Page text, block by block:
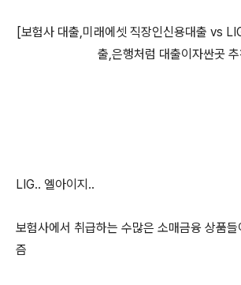
[보험사 대출,미래에셋 직장인신용대출 vs
출,은행처럼 대출이자싼곳
LIG.. 엘아이지..
보험사에서 취급하는 수많은 소매금융 상품
즘